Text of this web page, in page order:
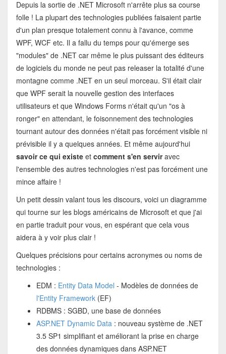
Depuis la sortie de .NET Microsoft n'arrête plus sa course
folle ! La plupart des technologies publiées faisaient partie
d'un plan presque totalement connu à l'avance, comme
WPF, WCF etc. Il a fallu du temps pour qu'émerge ses
"modules" de .NET car même le plus puissant des éditeurs
de logiciels du monde ne peut pas releaser la totalité d'une
montagne comme .NET en un seul morceau. S'il était clair
que WPF serait la nouvelle gestion des interfaces
utilisateurs et que Windows Forms n'était qu'un "os à
ronger" en attendant, le foisonnement des technologies
tournant autour des données n'était pas forcément visible ni
prévisible il y a quelques années. Et même aujourd'hui
savoir ce qui existeet comment s'en serviravec
l'ensemble des autres technologies n'est pas forcément une
mince affaire !
Un petit dessin valant tous les discours, voici un diagramme
qui tourne sur les blogs américains de Microsoft et que j'ai
en partie traduit pour vous, en espérant que cela vous
aidera à y voir plus clair !
Quelques précisions pour certains acronymes ou noms de
technologies :
EDM : Entity Data Model - Modèles de données de
l'Entity Framework(EF)
RDBMS : SGBD, une base de données
ASP.NET Dynamic Data : nouveau système de .NET
3.5 SP1 simplifiant et améliorant la prise en charge
des données dynamiques dans ASP.NET